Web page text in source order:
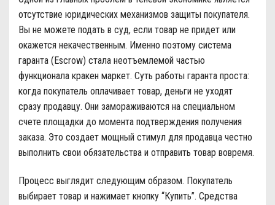
отсутствие юридических механизмов защиты покупателя.
Вы не можете подать в суд, если товар не придет или
окажется некачественным. Именно поэтому система
гаранта (Escrow) стала неотъемлемой частью
функционала кракен маркет. Суть работы гаранта проста:
когда покупатель оплачивает товар, деньги не уходят
сразу продавцу. Они замораживаются на специальном
счете площадки до момента подтверждения получения
заказа. Это создает мощный стимул для продавца честно
выполнить свои обязательства и отправить товар вовремя.
Процесс выглядит следующим образом. Покупатель
выбирает товар и нажимает кнопку “Купить”. Средства